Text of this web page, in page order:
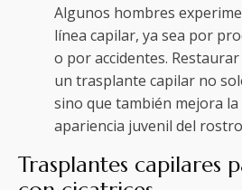
Algunos hombres
línea capilar, ya sea por
o por accidentes.
un trasplante capilar no
sino que también mejora
apariencia juvenil del
Trasplantes capilares